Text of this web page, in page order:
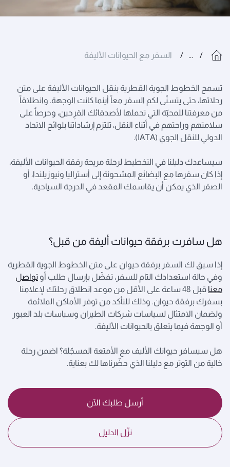
... السفر مع الحيوانات الأليفة
تسمح الخطوط الجوية القطرية بنقل الحيوانات الأليفة على متن
رحلاتها، حتى يتسنّى لكم السفر معاً أينما كانت الوجهة. وانطلاقاً
من معرفتنا للمحبّة التي تحملها لأصدقائك المَرِحين، وحرصاً على
سلامتهم وراحتهم في أثناء النقل، تلتزم إرشاداتنا بلوائح الاتحاد
الدولي للنقل الجوي (IATA).
سيساعدك دليلنا في التخطيط لرحلة مريحة رفقة الحيوانات الأليفة،
إذا كان سفرها مع البضائع المشحونة إلى أستراليا ونيوزيلندا، أو
الصقر الذي يمكن أن يقاسمك المقعد في الدرجة السياحية.
هل سافرت برفقة حيوانات أليفة من قبل؟
إذا سبق لك السفر برفقة حيوان على متن الخطوط الجوية القطرية
وفي حالة استعدادك التام للسفر، تفضّل بإرسال طلب أو تواصل
معنا
قبل 48 ساعة على الأقل من موعد انطلاق رحلتك لإعلامنا
بسفرك برفقة حيوان. وذلك للتأكد من توفر الأماكن الملائمة
ولضمان الامتثال لسياسات شركات الطيران وسياسات بلد العبور
أو الوجهة فيما يتعلق بالحيوانات الأليفة.
هل سيسافر حيوانك الأليف مع الأمتعة المسجّلة؟ اضمن رحلة
خالية من التوتر مع دليلنا الذي حضّرناها لك بعناية.
أرسل طلبك الآن
نزّل الدليل